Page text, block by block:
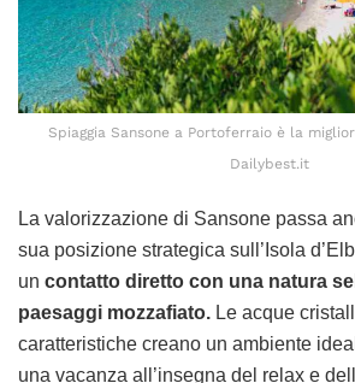
Spiaggia Sansone a Portoferraio è la
Dailybest.it
La valorizzazione di Sansone passa
sua posizione strategica sull’Isola
un contatto diretto con una natura
paesaggi mozzafiato. Le acque
caratteristiche creano un ambiente
una vacanza all’insegna del relax e